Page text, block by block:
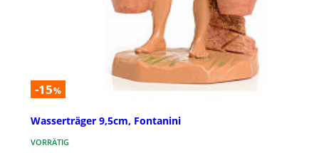
-15%
Wasserträger 9,5cm, Fontanini
VORRÄTIG